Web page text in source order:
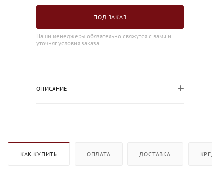
ПОД ЗАКАЗ
Наши менеджеры обязательно свяжутся с вами и
уточнят условия заказа
ОПИСАНИЕ
КАК КУПИТЬ ОПЛАТА ДОСТАВКА